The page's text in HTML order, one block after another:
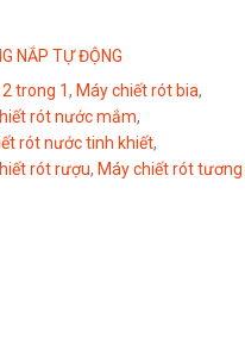
NẮP TỰ ĐỘNG
trong 1,Máy chiết rót bia,
rót nước mắm,
rót nước tinh khiết,
rót rượu,Máy chiết rót tương